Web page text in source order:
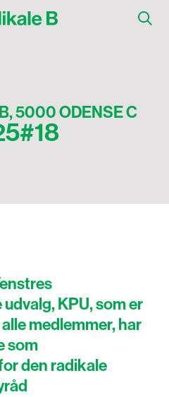
5000 ODENSE C
KPU, som er
medlemmer, har
som
den radikale